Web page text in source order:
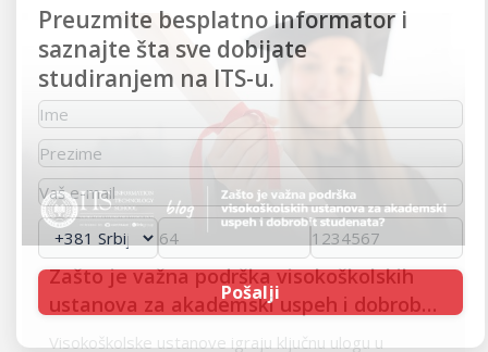
Zašto je važna podrška visokoškolskih
ustanova za akademski uspeh i dobrobit
studenata?
Visokoškolske ustanove igraju ključnu ulogu u
Preuzmite besplatno informator i
saznajte šta sve dobijate
studiranjem na ITS-u.